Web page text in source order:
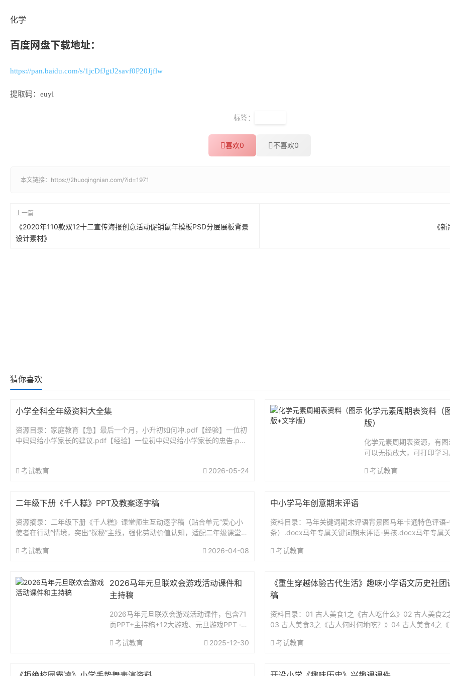
化学
百度网盘下载地址：
https://pan.baidu.com/s/1jcDfJgtJ2savf0P20Jjflw
提取码：euyl
标签：
喜欢0 不喜欢0
本文链接： https://2huoqingnian.com/?id=1971
上一篇
《2020年110款双12十二宣传海报创意活动促销鼠年模板PSD分层展板背景
设计素材》
《
猜你喜欢
小学全科全年级资料大全集
资源目录：家庭教育【急】最后一个月，小升初如何冲.pdf【经验】一位初
中妈妈给小学家长的建议.pdf【经验】一位初中妈妈给小学家长的忠告.pdf
考试教育 2026-05-24
化学元素周期表资料（
版）
化学元素周期表资源，有
可以无损放大，可打印学
考试教育
二年级下册《千人糕》PPT及教案逐字稿
资源摘录：二年级下册《千人糕》课堂师生互动逐字稿（贴合单元“爱心小
使者在行动”情境，突出“探秘”主线，强化劳动价值认知，适配二年级课堂节
考试教育
2026-04-08
中小学马年创意期末评语
资料目录：马年关键词期末评语背景图马年卡通特色评
条）.docx马年专属关键词期末评语-男孩.docx马年专属
考试教育
2026马年元旦联欢会游戏活动课件和
主持稿
2026马年元旦联欢会游戏活动课件，包含71
页PPT+主持稿+12大游戏、元旦游戏PPT ·
考试教育
2025-12-30
《重生穿越体验古代生活》趣味小学语文历史社
稿
资料目录：01 古人美食1之《古人吃什么》02 古人美食2
03 古人美食3之《古人何时何地吃？》04 古人美食4之
考试教育